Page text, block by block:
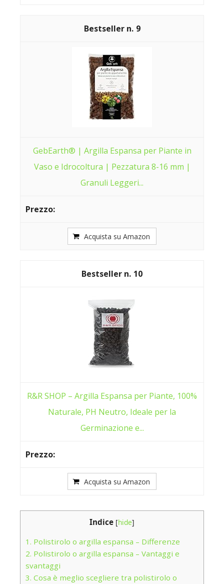
9
GebEarth® | Argilla Espansa per Piante in
Vaso e Idrocoltura | Pezzatura 8-16 mm |
Granuli Leggeri...
Acquista su Amazon
10
R&R SHOP – Argilla Espansa per Piante, 100%
Naturale, PH Neutro, Ideale per la
Germinazione e...
Acquista su Amazon
Indice [hide]
1. Polistirolo o argilla espansa – Differenze
2. Polistirolo o argilla espansa – Vantaggi e
svantaggi
3. Cosa è meglio scegliere tra polistirolo o